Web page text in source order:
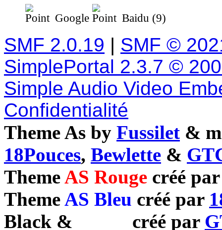
Google Baidu (9)
SMF 2.0.19 | SMF ©
SimplePortal 2.3.7 ©
Simple Audio Video
Confidentialité
Theme As by Fussilet &
18Pouces, Bewlette &
ThemeAS Rouge créé
ThemeAS Bleu créé par
Black & créé par